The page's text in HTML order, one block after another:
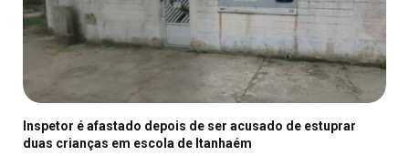
Inspetor é afastado depois de ser acusado de estuprar
duas crianças em escola de Itanhaém